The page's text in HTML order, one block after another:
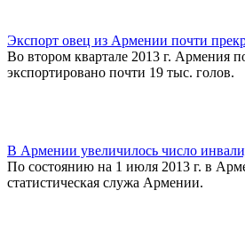
Экспорт овец из Армении почти
Во втором квартале 2013 г. Армения
экспортировано почти 19 тыс. голов.
В Армении увеличилось число
По состоянию на 1 июля 2013 г. в
статистическая служа Армении.